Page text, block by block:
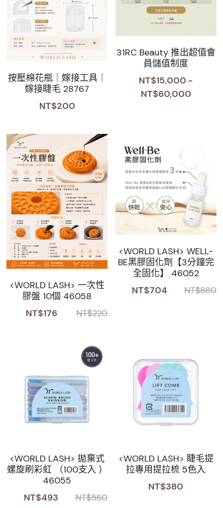
按壓棉花瓶｜嫁接工具｜
嫁接睫毛 28767
NT$200
31RC Beauty 推出超值會
員儲值制度
NT$15,000 -
NT$60,000
<WORLD LASH> 一次性
膠盤 10個 46058
NT$176
NT$220
<WORLD LASH> WELL-
BE黑膠固化劑【3分鐘完
全固化】 46052
NT$704
NT$880
<WORLD LASH> 拋棄式
螺旋刷彩虹 （100支入 ）
46055
NT$493
NT$580
<WORLD LASH> 睫毛提
拉專用提拉梳 5色入
NT$380